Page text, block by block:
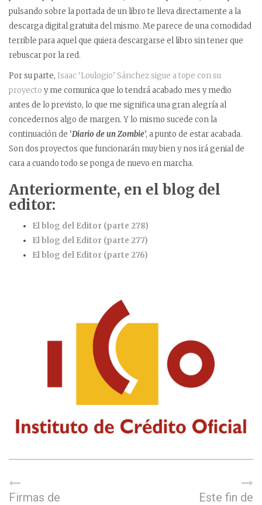
pulsando sobre la portada de un libro te lleva directamente a la
descarga digital gratuita del mismo. Me parece de una comodidad
terrible para aquel que quiera descargarse el libro sin tener que
rebuscar por la red.
Por su parte, Isaac ‘Loulogio’ Sánchez sigue a tope con su
proyecto y me comunica que lo tendrá acabado mes y medio
antes de lo previsto, lo que me significa una gran alegría al
concedernos algo de margen. Y lo mismo sucede con la
continuación de ‘Diario de un Zombie’, a punto de estar acabada.
Son dos proyectos que funcionarán muy bien y nos irá genial de
cara a cuando todo se ponga de nuevo en marcha.
Anteriormente, en el blog del
editor:
El blog del Editor (parte 278)
El blog del Editor (parte 277)
El blog del Editor (parte 276)
Firmas de Este fin de